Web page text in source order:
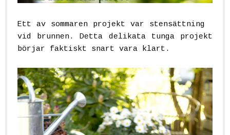
Ett av sommaren projekt var stensättning
vid brunnen. Detta delikata tunga projekt
börjar faktiskt snart vara klart.